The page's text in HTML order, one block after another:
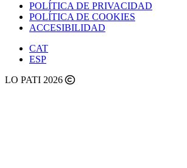
POLÍTICA DE PRIVACIDAD
POLÍTICA DE COOKIES
ACCESIBILIDAD
CAT
ESP
LO PATI 2026